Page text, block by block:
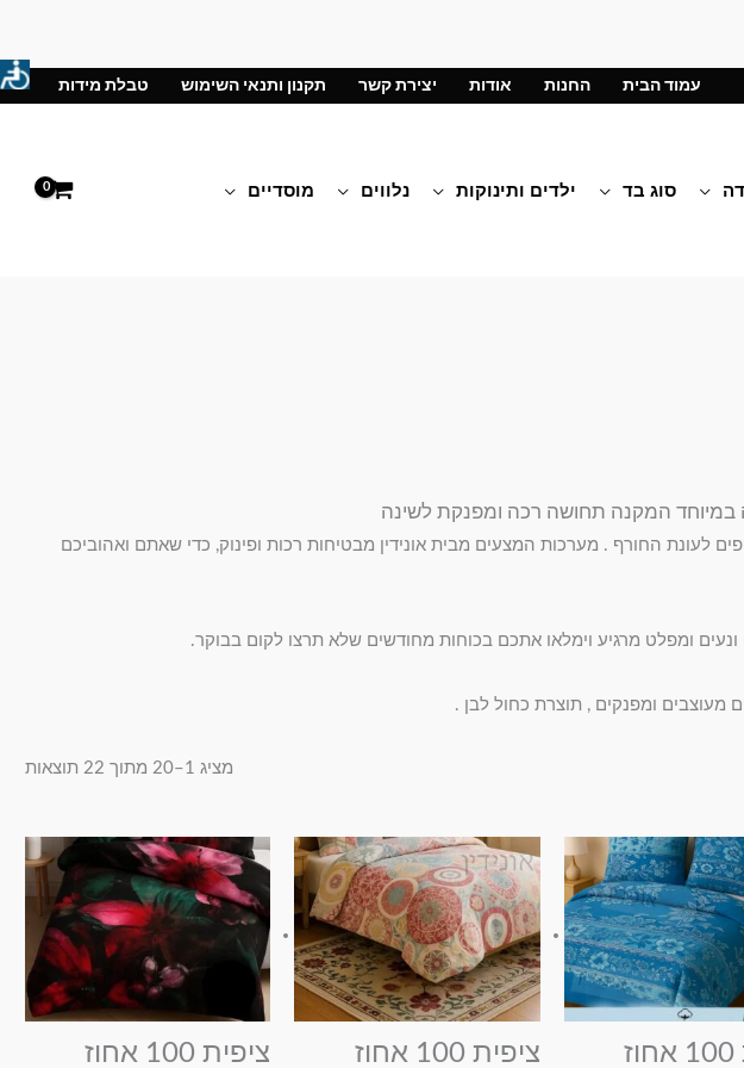
עמוד הבית החנות אודות יצירת קשר תקנון ותנאי השימוש טבלת מידות
סוג בד ילדים ותינוקות נלווים מוסדיים
במיוחד המקנה תחושה רכה ומפנקת לשינה
לעונת החורף . מערכות המצעים מבית אונידין מבטיחות רכות ופינוק, כדי שאתם ואהוביכם
ומפלט מרגיע וימלאו אתכם בכוחות מחודשים שלא תרצו לקום בבוקר.
מעוצבים ומפנקים , תוצרת כחול לבן .
מציג 1–20 מתוך 22 תוצאות
ציפית 100 אחוז
טווח
מחירים:
⁦₪18.00⁩
עד
⁦₪63.00⁩
למוצר
זה
יש
מספר
סוגים.
ניתן
לבחור
ציפית 100 אחוז
טווח
מחירים:
⁦₪18.00⁩
עד
⁦₪63.00⁩
למוצר
זה
יש
מספר
סוגים.
ניתן
לבחור
ציפית 100 אחוז
טווח
מחירים:
עד
⁦₪63.00⁩
למוצר
זה
יש
מספר
סוגים.
ניתן
לבחור